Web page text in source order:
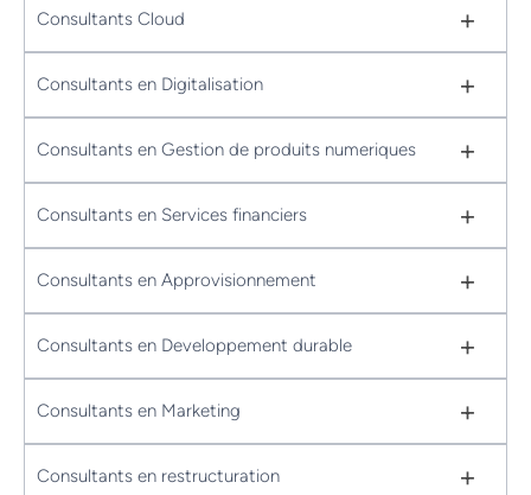
Consultants Cloud +
Consultants en Digitalisation +
Consultants en Gestion de produits numeriques +
Consultants en Services financiers +
Consultants en Approvisionnement +
Consultants en Developpement durable +
Consultants en Marketing +
Consultants en restructuration +